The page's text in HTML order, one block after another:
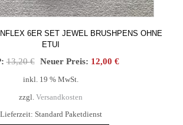
6ER SET JEWEL BRUSHPENS OHNE
ETUI
13,20€ Ursprünglicher
13,20 €
Neuer Preis: 12,00 €Aktueller
inkl. 19 % MwSt.
zzgl. Versandkosten
Lieferzeit: Standard Paketdienst